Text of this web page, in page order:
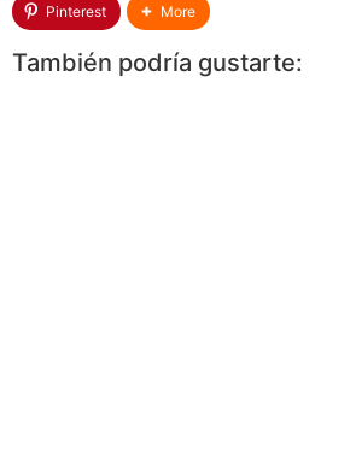
Pinterest More
También podría gustarte: